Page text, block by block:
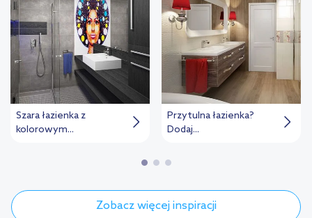
Szara łazienka z
kolorowym...
Przytulna łazienka?
Dodaj...
Zobacz więcej inspiracji